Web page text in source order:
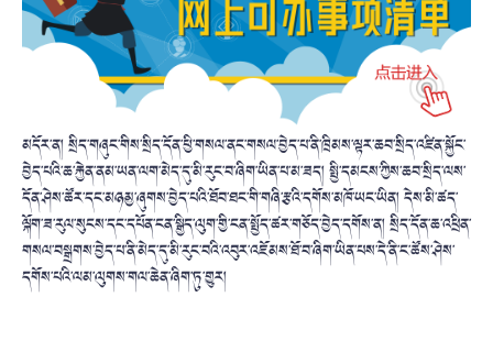
མདོར་ན། སྲིད་གཞུང་གིས་སྲིད་དོན་ཕྱི་གསལ་ནང་གསལ་བྱེད་པ་ནི་ཁྲིམས་ལྟར་ཆབ་སྲིད་འཛིན་སྐྱོང་
བྱེད་པའི་ཆ་རྐྱེན་ནམ་ཡན་ལག་མེད་དུ་མི་རུང་བ་ཞིག་ཡིན་པ་མ་ཟད། སྤྱི་དམངས་ཀྱིས་ཆབ་སྲིད་ལས་
དོན་ཤེས་ཚོར་དང་མཉམྱ་ཞུགས་བྱེད་པའི་ཐོབ་ཐང་གི་གཞི་རྩའི་དགོས་མཁོ་ཡང་ཡིན། དེས་མི་ཚད་
ལྐོག་ཟ་རུལ་སུངས་དང་དཔོན་ངན་སྒྱིད་ལུག་གྱི་ངན་སྤྱོད་ཚར་གཅོད་བྱེད་དགོས་ན། སྲིད་དོན་ཆ་འཕྲིན་
གསལ་བསྒྲགས་བྱེད་པ་ནི་མེད་དུ་མི་རུང་བའི་འབུར་འཇོམས་ཐོ་བ་ཞིག་ཡིན་པས་དེ་ནི་ང་ཚོས་ཤེས་
དགོས་པའི་ལམ་ལུགས་གལ་ཆེན་ཞིག་ཏུ་གྱུར།